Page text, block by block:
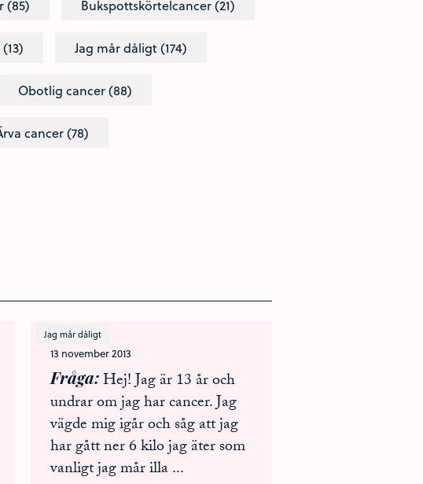
(85) Bukspottskörtelcancer (21)
Jag mår dåligt (174)
Obotlig cancer (88)
cancer (78)
Jag mår dåligt
13 november 2013
Fråga Hej! Jag är 13 år och
undrar om jag har cancer. Jag
vägde mig igår och såg att jag
har gått ner 6 kilo jag äter som
vanligt jag mår illa...